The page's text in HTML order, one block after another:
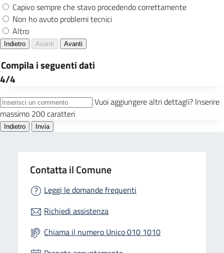
Contatta il Comune
Leggi le domande frequenti
Richiedi assistenza
Chiama il numero Unico 010 1010